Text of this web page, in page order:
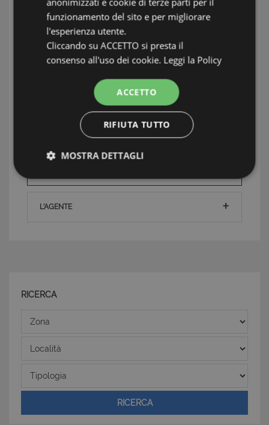
Terreno:Giardino 400 mq
INFORMAZIONI: LUNIGIANA MARE, SARZANA &
COLLINE DEL SOLE
TAG: Case e ville, Lunigiana Mare, Lunigiana
L'AGENTE
RICERCA
Zona
Località
Tipologia
RICERCA
funzionamento del sito e per migliorare
l'esperienza utente.
Cliccando su ACCETTO si presta il
consenso all'uso dei cookie. Leggi la Policy
ACCETTO
RIFIUTA TUTTO
MOSTRA DETTAGLI
Strettamente necessari e Statistiche
funzionalità del sito Web principale come l'accesso
Nome